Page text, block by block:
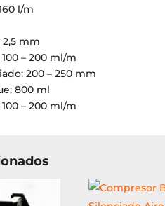
l/m
mm
– 200 ml/m
200 – 250 mm
800 ml
– 200 ml/m